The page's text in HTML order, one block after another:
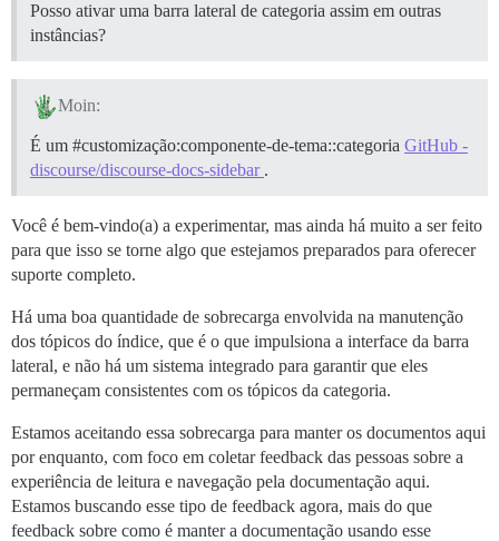
Posso ativar uma barra lateral de categoria assim em outras
instâncias?
Moin:
É um #customização:componente-de-tema::categoria GitHub -
discourse/discourse-docs-sidebar .
Você é bem-vindo(a) a experimentar, mas ainda há muito a ser feito
para que isso se torne algo que estejamos preparados para oferecer
suporte completo.
Há uma boa quantidade de sobrecarga envolvida na manutenção
dos tópicos do índice, que é o que impulsiona a interface da barra
lateral, e não há um sistema integrado para garantir que eles
permaneçam consistentes com os tópicos da categoria.
Estamos aceitando essa sobrecarga para manter os documentos aqui
por enquanto, com foco em coletar feedback das pessoas sobre a
experiência de leitura e navegação pela documentação aqui.
Estamos buscando esse tipo de feedback agora, mais do que
feedback sobre como é manter a documentação usando esse